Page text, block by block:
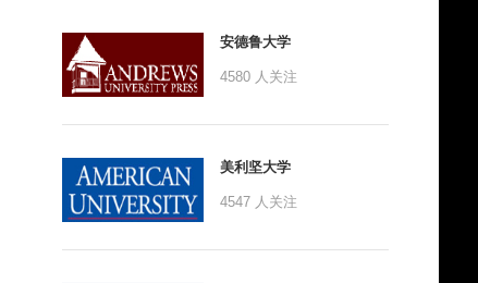
安德鲁大学
4580 人关注
美利坚大学
4547 人关注